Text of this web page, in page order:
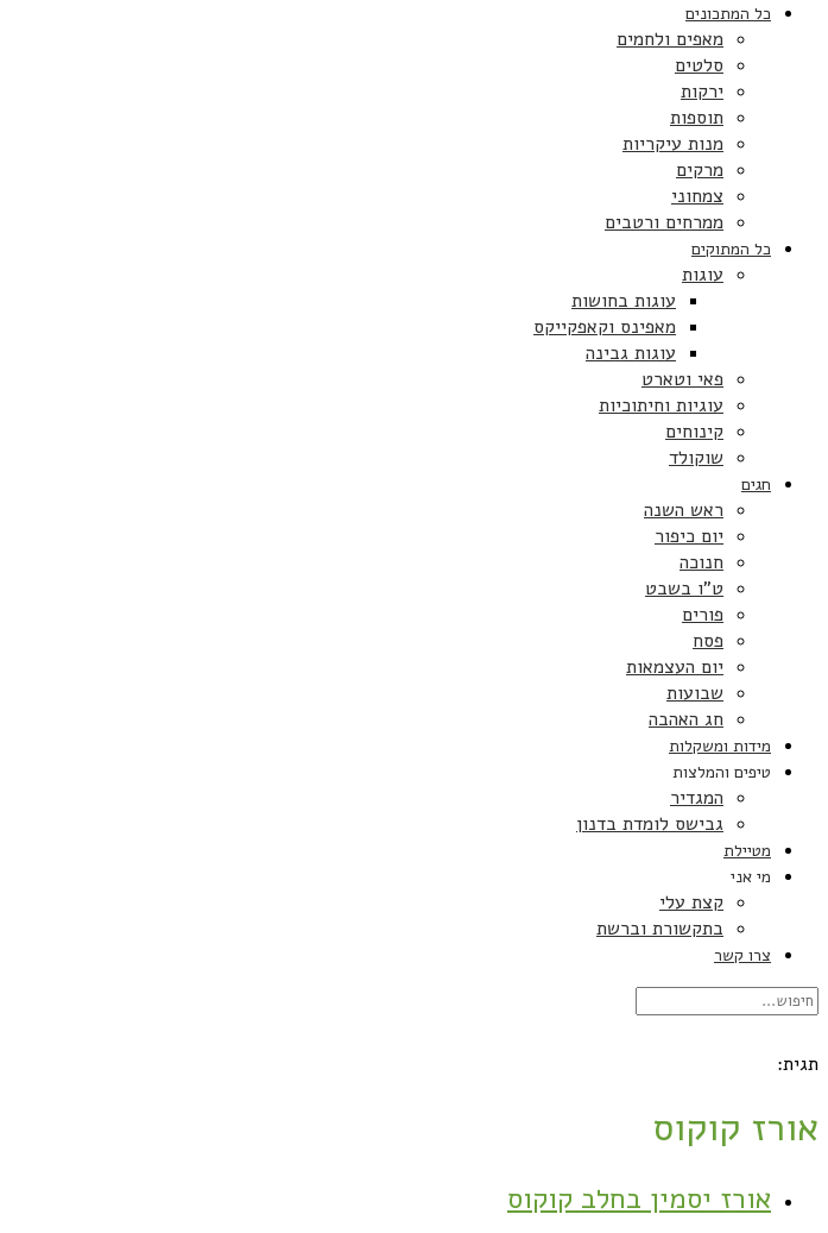
כל המתכונים
מאפים ולחמים
סלטים
ירקות
תוספות
מנות עיקריות
מרקים
צמחוני
ממרחים ורטבים
כל המתוקים
עוגות
עוגות בחושות
מאפינס וקאפקייקס
עוגות גבינה
פאי וטארט
עוגיות וחיתוכיות
קינוחים
שוקולד
חגים
ראש השנה
יום כיפור
חנוכה
ט”ו בשבט
פורים
פסח
יום העצמאות
שבועות
חג האהבה
מידות ומשקלות
טיפים והמלצות
המגדיר
גבישס לומדת בדנון
מטיילת
מי אני
קצת עלי
בתקשורת וברשת
צרו קשר
תגית:
אורז קוקוס
אורז יסמין בחלב קוקוס